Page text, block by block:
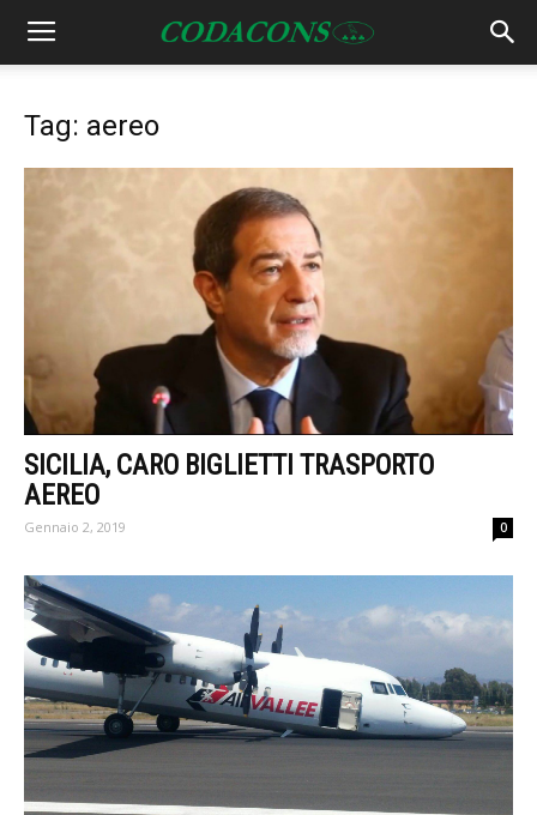
Tag: aereo
SICILIA, CARO BIGLIETTI TRASPORTO
AEREO
Gennaio 2, 2019 0